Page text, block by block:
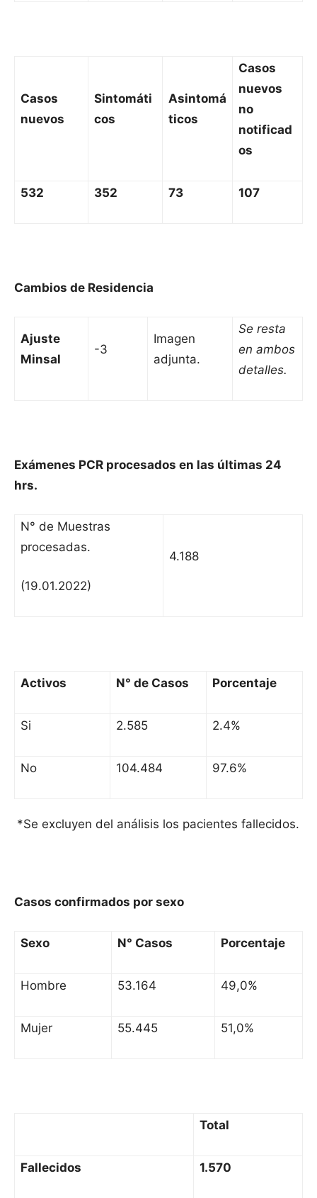
Casos
nuevos
Sintomáti
cos
Asintomá
ticos
Casos
nuevos
no
notificad
os
532 352 73 107
Cambios de Residencia
Ajuste
Minsal
-3
Imagen
adjunta.
Se resta
en ambos
detalles.
Exámenes PCR procesados en las últimas 24
hrs.
N° de Muestras
procesadas.
(19.01.2022)
4.188
Activos N° de Casos Porcentaje
Si 2.585 2.4%
No 104.484 97.6%
*Se excluyen del análisis los pacientes fallecidos.
Casos confirmados por sexo
Sexo N° Casos Porcentaje
Hombre 53.164 49,0%
Mujer 55.445 51,0%
Total
Fallecidos 1.570